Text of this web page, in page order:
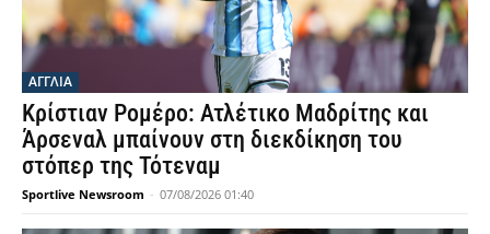
ΑΓΓΛΙΑ
Κρίστιαν Ρομέρο: Ατλέτικο Μαδρίτης και
Άρσεναλ μπαίνουν στη διεκδίκηση του
στόπερ της Τότεναμ
Sportlive Newsroom - 07/08/2026 01:40